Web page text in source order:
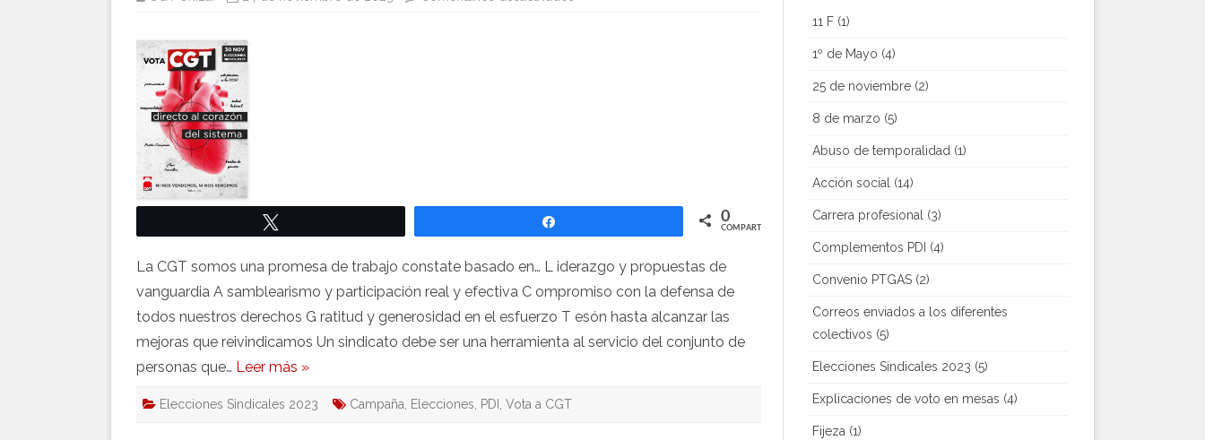
0
COMPARTIR
La CGT somos una promesa de trabajo constate basado en… L iderazgo y propuestas de
vanguardia A samblearismo y participación real y efectiva C ompromiso con la defensa de
todos nuestros derechos G ratitud y generosidad en el esfuerzo T esón hasta alcanzar las
mejoras que reivindicamos Un sindicato debe ser una herramienta al servicio del conjunto de
personas que… Leer más »
Elecciones Sindicales 2023 Campaña Elecciones PDI Vota a CGT
11 F(1)
1º de Mayo (4)
25 de noviembre(2)
8 de marzo (5)
Abuso de temporalidad(1)
Acción social(14)
Carrera profesional(3)
Complementos PDI (4)
Convenio PTGAS(2)
Correos enviados a los diferentes
colectivos (5)
Elecciones Sindicales 2023 (5)
Explicaciones de voto en mesas (4)
Fijeza(1)